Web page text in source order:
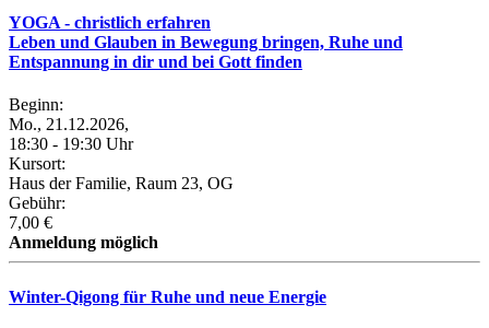
YOGA - christlich erfahren
Leben und Glauben in Bewegung bringen, Ruhe und
Entspannung in dir und bei Gott finden
Beginn:
Mo., 21.12.2026,
18:30 - 19:30 Uhr
Kursort:
Haus der Familie, Raum 23, OG
Gebühr:
7,00 €
Anmeldung möglich
Winter-Qigong für Ruhe und neue Energie